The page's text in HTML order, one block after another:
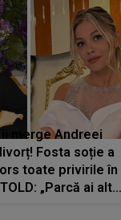
îi merge Andreei
Fosta soție a
toate privirile în
„Parcă ai altă